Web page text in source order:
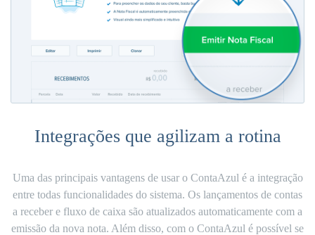
Integrações que agilizam a rotina
Uma das principais vantagens de usar o ContaAzul é a integração
entre todas funcionalidades do sistema. Os lançamentos de contas
a receber e fluxo de caixa são atualizados automaticamente com a
emissão da nova nota. Além disso, com o ContaAzul é possível se